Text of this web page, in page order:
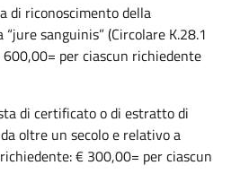
di riconoscimento della
sanguinis” (Circolare K.28.1
per ciascun richiedente
di certificato o di estratto di
oltre un secolo e relativo a
€ 300,00= per ciascun